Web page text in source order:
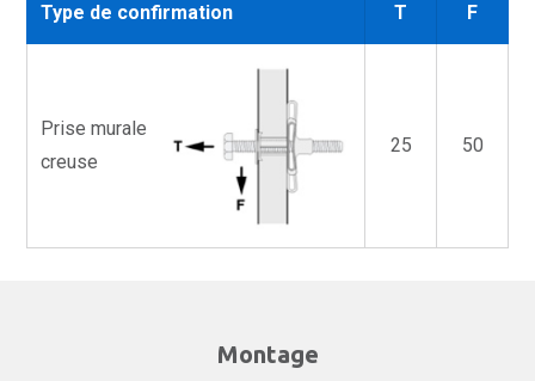
Type de confirmation T F
Prise murale
creuse
25 50
Montage